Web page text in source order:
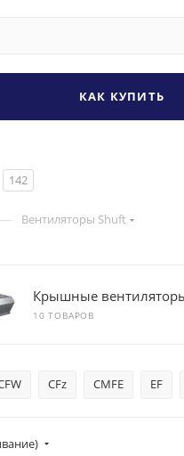
КАК КУПИТЬ
142
— Вентиляторы Shuft
Крышные
10 ТОВАРОВ
CFz CMFE EF